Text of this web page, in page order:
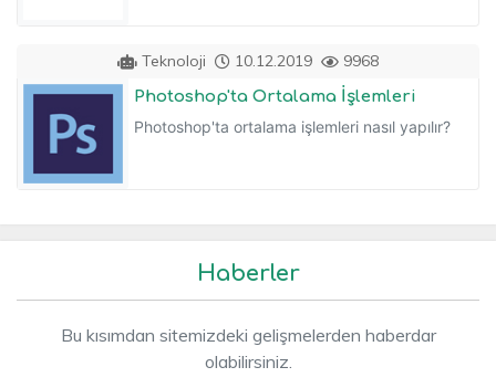
Teknoloji 10.12.2019 9968
Photoshop'ta Ortalama İşlemleri
Photoshop'ta ortalama işlemleri nasıl yapılır?
Haberler
Bu kısımdan sitemizdeki gelişmelerden haberdar
olabilirsiniz.